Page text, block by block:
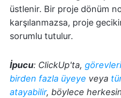
üstlenir. Bir proje dönüm
karşılanmazsa, proje
sorumlu tutulur.
İpucu: ClickUp'ta,
birden fazla üyeye veya
atayabilir, böylece herkesin